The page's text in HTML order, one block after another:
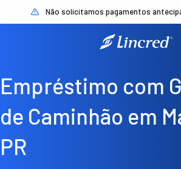
Não solicitamos pagamentos
Empréstimo com
de Caminhão em
PR